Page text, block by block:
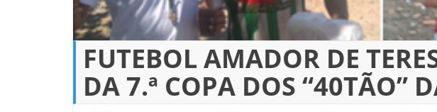
FUTEBOL AMADOR DE
DA 7.ª COPA DOS “40TÃO”